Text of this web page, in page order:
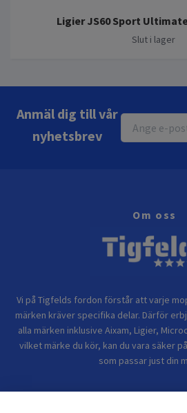
Ligier JS60 Sport
Slut i lager
Anmäl dig till vår
nyhetsbrev
Om oss
Vi på Tigfelds fordon förstår att varje
märken kräver specifika delar. Därför
alla märken inklusive Aixam, Ligier,
vilket märke du kör, kan du vara säker
som passar just din